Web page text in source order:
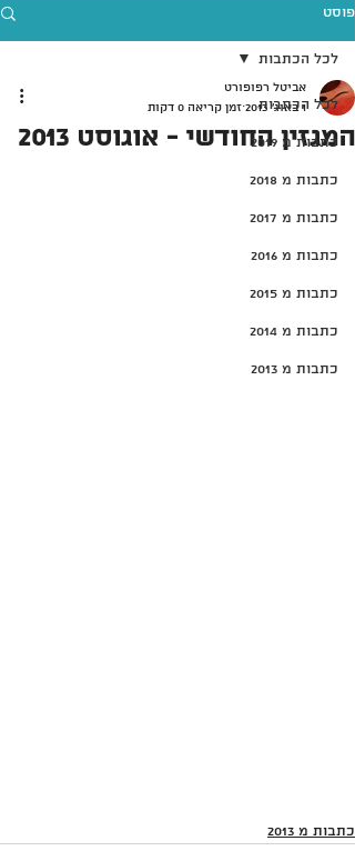
פוסט
לכל הכתבות
כתבות מ 2019
כתבות מ 2018
כתבות מ 2017
כתבות מ 2016
כתבות מ 2015
כתבות מ 2014
כתבות מ 2013
לכל הכתבות
המגזין החודשי - אוגוסט 2013
אביטל רפופורט
1 באוג׳ 2013
זמן קריאה 0 דקות
כתבות מ 2013